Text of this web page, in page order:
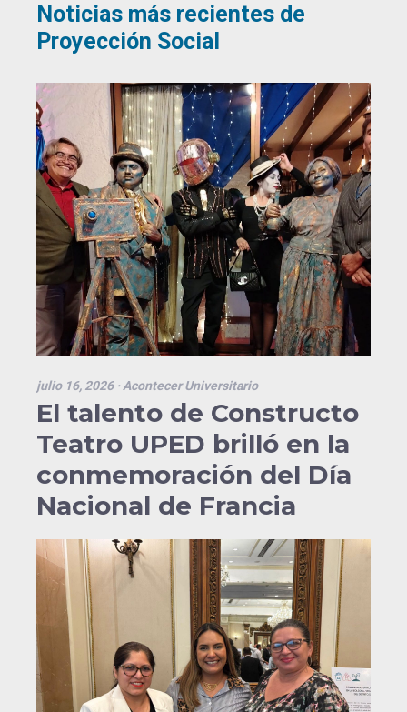
Noticias más recientes de
Proyección Social
julio 16, 2026· Acontecer Universitario
El talento de Constructo
Teatro UPED brilló en la
conmemoración del Día
Nacional de Francia